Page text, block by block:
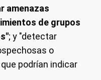
amenazas
de grupos
; y "detectar
o
podrían indicar